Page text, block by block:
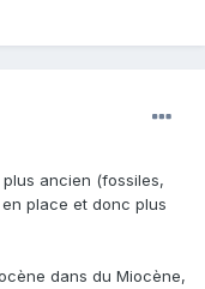
ancien (fossiles,
place et donc plus
dans du Miocène,